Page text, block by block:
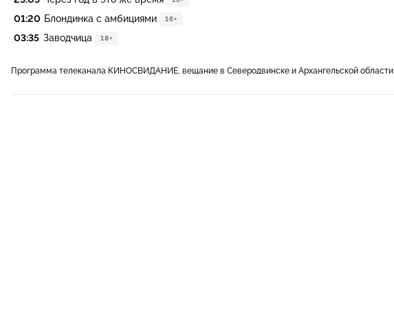
01:20 Блондинка с амбициями 16+
03:35 Заводчица 18+
Программа телеканала КИНОСВИДАНИЕ, вещание в Северодвинске и Архангельской области